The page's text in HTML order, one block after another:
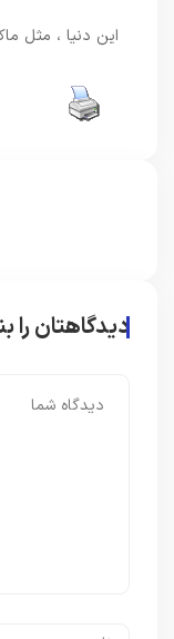
این دنیا ، مثل
دیدگاهتان را